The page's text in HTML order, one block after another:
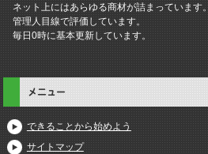
ネット上にはあらゆる商材が詰まっています。
管理人目線で評価しています。
毎日0時に基本更新しています。
メニュー
できることから始めよう
サイトマップ